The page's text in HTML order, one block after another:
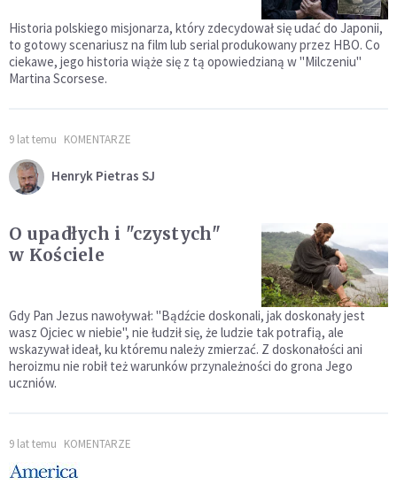
Historia polskiego misjonarza, który zdecydował się udać do Japonii,
to gotowy scenariusz na film lub serial produkowany przez HBO. Co
ciekawe, jego historia wiąże się z tą opowiedzianą w "Milczeniu"
Martina Scorsese.
9 lat temu KOMENTARZE
Henryk Pietras SJ
O upadłych i "czystych"
w Kościele
Gdy Pan Jezus nawoływał: "Bądźcie doskonali, jak doskonały jest
wasz Ojciec w niebie", nie łudził się, że ludzie tak potrafią, ale
wskazywał ideał, ku któremu należy zmierzać. Z doskonałości ani
heroizmu nie robił też warunków przynależności do grona Jego
uczniów.
9 lat temu KOMENTARZE